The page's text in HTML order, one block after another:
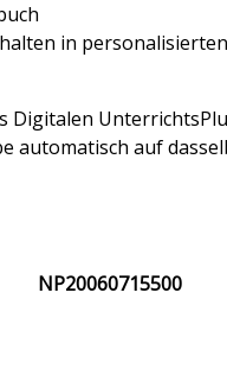
in
Digitalen
automatisch auf
NP20060715500